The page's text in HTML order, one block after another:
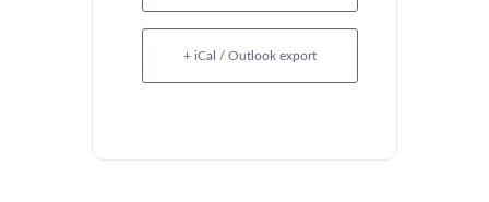
+ iCal / Outlook export